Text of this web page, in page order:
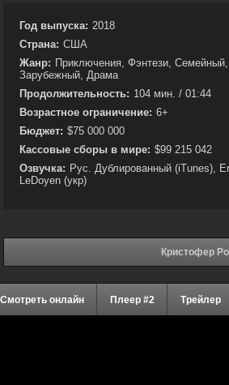
Год выпуска: 2018
Страна: США
Жанр: Приключения, Фэнтези,
Зарубежный, Драма
Продолжительность: 104 мин. / 01:44
Возрастное ограничение: 6+
Бюджет: $75 000 000
Кассовые сборы в мире: $99 215 042
Озвучка: Рус. Дублированный (iTunes),
LeDoyen (укр)
Кристофер
Смотреть онлайн Плеер #2 Трейлер